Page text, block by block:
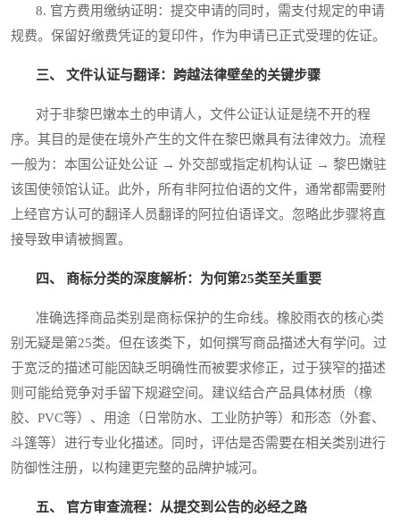
8. 官方费用缴纳证明：提交申请的同时，需支付规定的申请
规费。保留好缴费凭证的复印件，作为申请已正式受理的佐证。
三、 文件认证与翻译：跨越法律壁垒的关键步骤
对于非黎巴嫩本土的申请人，文件公证认证是绕不开的程
序。其目的是使在境外产生的文件在黎巴嫩具有法律效力。流程
一般为：本国公证处公证 → 外交部或指定机构认证 → 黎巴嫩驻
该国使领馆认证。此外，所有非阿拉伯语的文件，通常都需要附
上经官方认可的翻译人员翻译的阿拉伯语译文。忽略此步骤将直
接导致申请被搁置。
四、 商标分类的深度解析：为何第25类至关重要
准确选择商品类别是商标保护的生命线。橡胶雨衣的核心类
别无疑是第25类。但在该类下，如何撰写商品描述大有学问。过
于宽泛的描述可能因缺乏明确性而被要求修正，过于狭窄的描述
则可能给竞争对手留下规避空间。建议结合产品具体材质（橡
胶、PVC等）、用途（日常防水、工业防护等）和形态（外套、
斗篷等）进行专业化描述。同时，评估是否需要在相关类别进行
防御性注册，以构建更完整的品牌护城河。
五、 官方审查流程：从提交到公告的必经之路